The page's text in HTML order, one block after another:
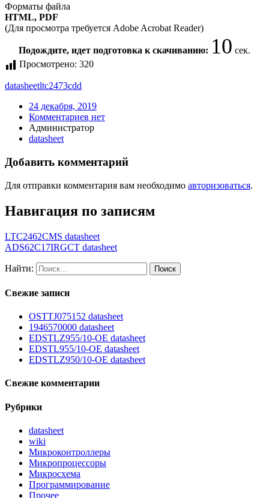
Форматы файла
HTML, PDF
(Для просмотра требуется Adobe Acrobat Reader)
Подождите, идет подготовка к скачиванию: 10 сек.
Просмотрено: 320
datasheetltc2473cdd
24 декабря, 2019
Комментариев нет
Администратор
datasheet
Добавить комментарий
Для отправки комментария вам необходимо авторизоваться.
Навигация по записям
LTC2462CMS datasheet
ADS62C17IRGCT datasheet
Найти:
Свежие записи
OSTTJ075152 datasheet
1946570000 datasheet
EDSTLZ955/10-OE datasheet
EDSTL955/10-OE datasheet
EDSTLZ950/10-OE datasheet
Свежие комментарии
Рубрики
datasheet
wiki
Микроконтроллеры
Микропроцессоры
Микросхема
Программирование
Прочее